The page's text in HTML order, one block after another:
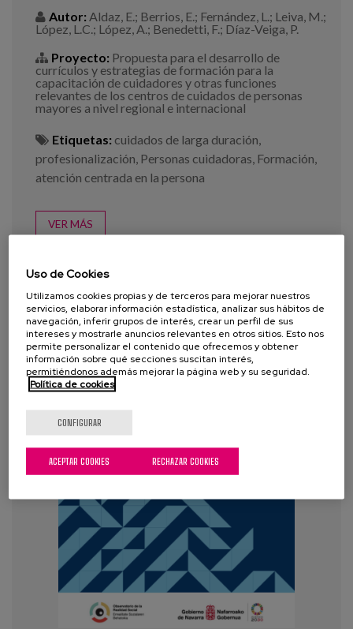
Autor: Aldaz, E.; Berrios, E.; Fernández, L.; Leiva, M.;
López, L.C.; López, A.; Benedetti, F.; Díaz-Veiga, P.
Proyecto: Propuesta para el desarrollo de
currículos y estrategias de formación para la
capacitación de cuidadores y otras funciones
relevantes de los centros de cuidados de personas
mayores a nivel regional e internacional
Etiquetas: cuidados de larga duración
profesionalización Personas cuidadoras Formación
atención centrada en la persona
VER MÁS
Uso de Cookies
Utilizamos cookies propias y de terceros para mejorar nuestros
servicios, elaborar información estadística, analizar sus hábitos de
navegación, inferir grupos de interés, crear un perfil de sus
intereses y mostrarle anuncios relevantes en otros sitios. Esto nos
permite personalizar el contenido que ofrecemos y obtener
información sobre qué secciones suscitan interés,
permitiéndonos además mejorar la página web y su seguridad.
Política de cookies
CONFIGURAR
RECHAZAR COOKIES
ACEPTAR COOKIES